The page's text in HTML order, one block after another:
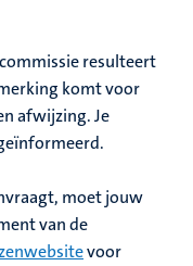
resulteert
komt voor
afwijzing. Je
moet jouw
van de
voor